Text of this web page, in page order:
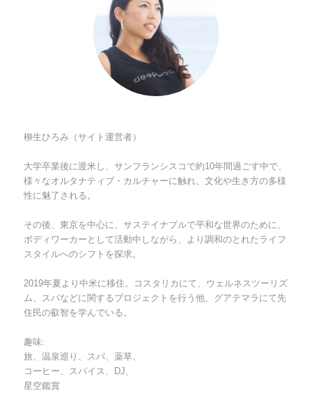
柳生ひろみ（サイト運営者）
大学卒業後に渡米し、サンフランシスコで約10年間過ごす中で、
様々なオルタナティブ・カルチャーに触れ、文化や生き方の多様
性に魅了される。
その後、東京を中心に、サステイナブルで平和な世界のために、
ボディワーカーとして活動中しながら、より調和のとれたライフ
スタイルへのシフトを探求。
2019年夏より中米に移住。コスタリカにて、ウェルネスツーリズ
ム、スパなどに関するプロジェクトを行う他、グアテマラにて先
住民の叡智を学んでいる。
趣味:
旅、温泉巡り、スパ、薬草、
コーヒー、スパイス、DJ、
星空鑑賞